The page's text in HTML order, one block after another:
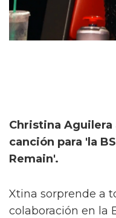
Christina Aguilera
canción para 'la
Remain'.
Xtina sorprende a
colaboración en la